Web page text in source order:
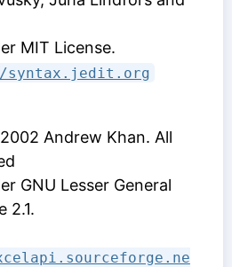
MIT License.
Andrew Khan. All
GNU Lesser General
2.1.